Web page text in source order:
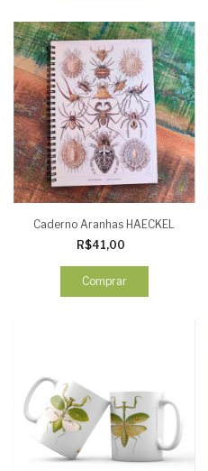
Caderno Aranhas HAECKEL
R$41,00
Comprar